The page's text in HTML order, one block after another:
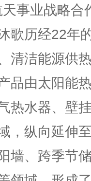
事业战略合
歌历经22年
清洁能源供
品由太阳能
热水器、壁
，纵向延伸
墙、跨季节